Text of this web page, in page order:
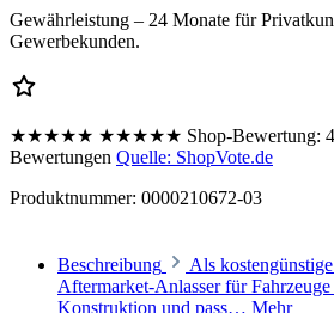
Gewährleistung – 24 Monate für
Gewerbekunden.
★★★★★ ★★★★★ Shop-Bewertung:
Bewertungen Quelle: ShopVote.de
Produktnummer: 0000210672-03
Beschreibung
Als
Aftermarket-Anlasser für
Konstruktion und pass… Mehr